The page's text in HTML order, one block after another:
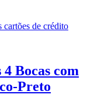
cartões de crédito
Bocas com
Preto